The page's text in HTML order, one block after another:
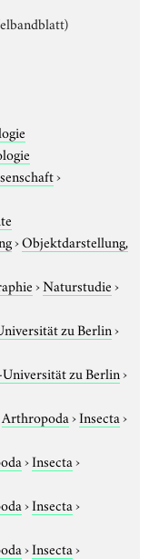
›
›Objektdarstellung,
›Naturstudie›
zu Berlin›
zu Berlin›
Arthropoda›Insecta›
›Insecta›
›Insecta›
›Insecta›